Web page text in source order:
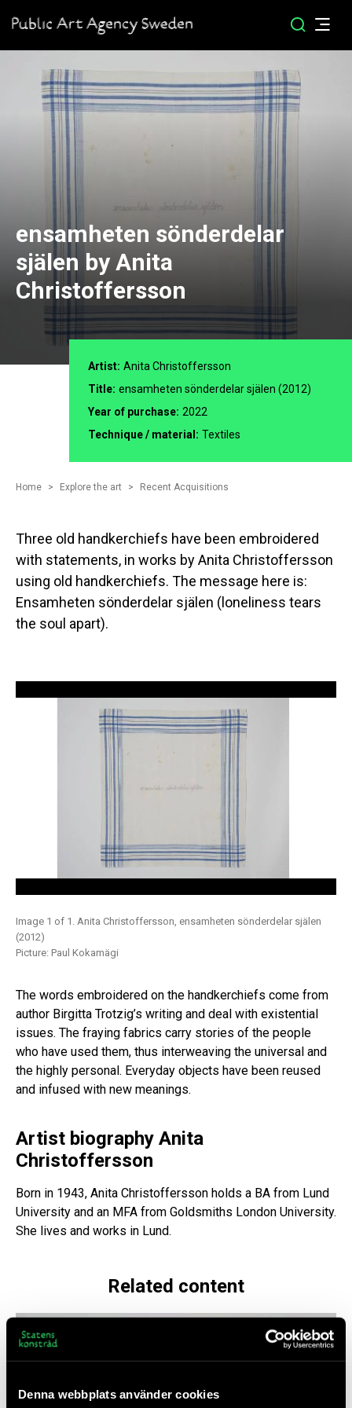
Denna webbplats använder cookies
ensamheten sönderdelar
själen by Anita
Christoffersson
Artist: Anita Christoffersson
Title: ensamheten sönderdelar själen (2012)
Year of purchase: 2022
Technique / material: Textiles
Home Explore the art Recent Acquisitions
Three old handkerchiefs have been embroidered
with statements, in works by Anita Christoffersson
using old handkerchiefs. The message here is:
Ensamheten sönderdelar själen (loneliness tears
the soul apart).
Image 1 of 1. Anita Christoffersson, ensamheten sönderdelar själen
(2012)
Picture: Paul Kokamägi
The words embroidered on the handkerchiefs come from
author Birgitta Trotzig’s writing and deal with existential
issues. The fraying fabrics carry stories of the people
who have used them, thus interweaving the universal and
the highly personal. Everyday objects have been reused
and infused with new meanings.
Artist biography Anita
Christoffersson
Born in 1943, Anita Christoffersson holds a BA from Lund
University and an MFA from Goldsmiths London University.
She lives and works in Lund.
Related content